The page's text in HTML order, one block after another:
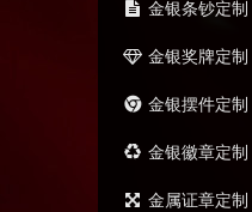
金银条钞定制
金银奖牌定制
金银摆件定制
金银徽章定制
金属证章定制